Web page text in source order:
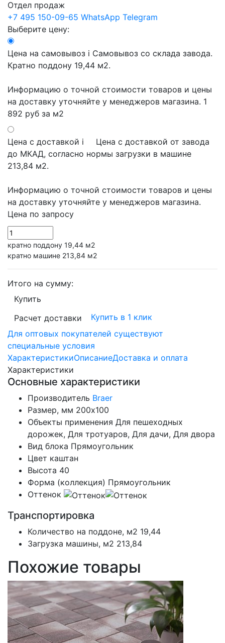
Отдел продаж
+7 495 150-09-65 WhatsApp Telegram
Выберите цену:
Цена на самовывоз i Самовывоз со склада завода.
Кратно поддону 19,44 м2.
Информацию о точной стоимости товаров и цены
на доставку уточняйте у менеджеров магазина. 1
892 руб за м2
Цена с доставкой i
Цена с доставкой от завода
до МКАД, согласно нормы загрузки в машине
213,84 м2.
Информацию о точной стоимости товаров и цены
на доставку уточняйте у менеджеров магазина.
Цена по запросу
кратно поддону 19,44 м2
кратно машине 213,84 м2
Итого на сумму:
Купить
Расчет доставки
Купить в 1 клик
Для оптовых покупателей существуют
специальные условия
ХарактеристикиОписаниеДоставка и оплата
Характеристики
Основные характеристики
Производитель Braer
Размер, мм 200х100
Объекты применения Для пешеходных
дорожек, Для тротуаров, Для дачи, Для двора
Вид блока Прямоугольник
Цвет каштан
Высота 40
Форма (коллекция) Прямоугольник
Оттенок
Транспортировка
Количество на поддоне, м2 19,44
Загрузка машины, м2 213,84
Похожие товары